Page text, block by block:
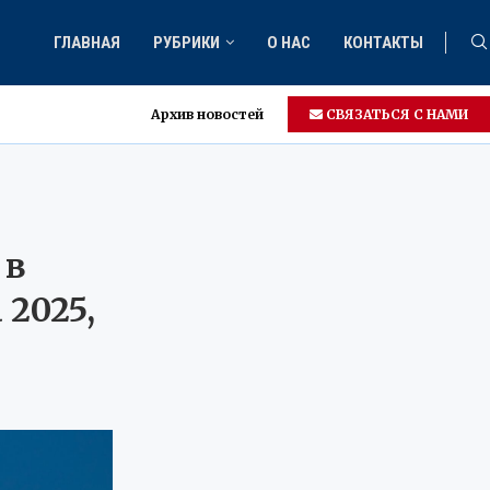
ГЛАВНАЯ РУБРИКИ О НАС КОНТАКТЫ
Архив новостей СВЯЗАТЬСЯ С НАМИ